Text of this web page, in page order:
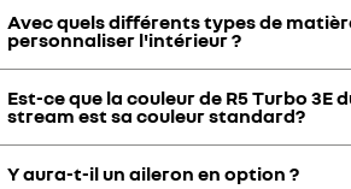
Les tarifs de personnalisation vous seront
Avec quels différents types de
personnaliser l'intérieur ?
L'intérieur pourra être personnalisé avec
matières comme de l'alcantara ou du cuir
Est-ce que la couleur de R5 Turbo 3E
stream est sa couleur standard?
La couleur présentée lors du live stream
Y aura-t-il un aileron en option ?